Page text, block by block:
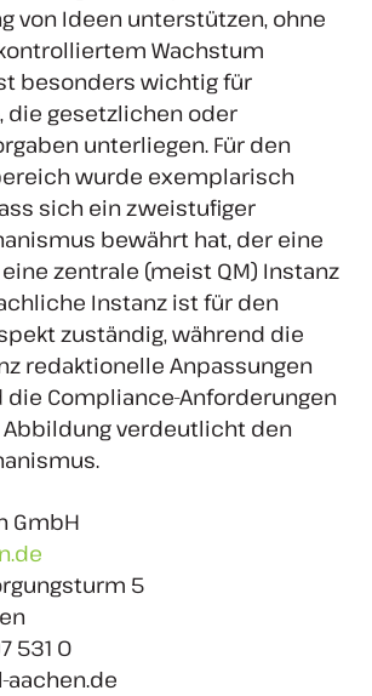
von Ideen unterstützen, ohne
Wachstum
besonders wichtig für
die gesetzlichen oder
unterliegen. Für den
wurde exemplarisch
sich ein zweistufiger
bewährt hat, der eine
zentrale (meist QM) Instanz
Instanz ist für den
zuständig, während die
redaktionelle Anpassungen
Compliance-Anforderungen
verdeutlicht den
GmbH
5
531 0